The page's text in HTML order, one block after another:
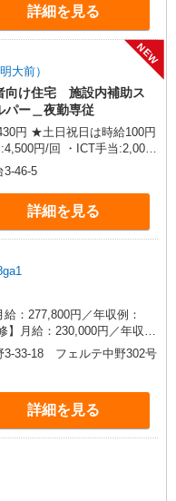
詳細を見る
大前）
NEW
向け住宅 施設内補助ス
パー＿夜勤専従
給100円
円/回 ・ICT手当:2,000
経験等による
3-46-5
詳細を見る
給：277,800円／年収例：
】月給：230,000円／年収
研修】月給：220,300円／年
当、（東京都）居住支援
2回分）等、毎月平均的に支
護福祉士のみ、特別職務手
■深夜勤手当別途支給：
給（超過1分〜） ◎居住支
までの方は更に1万円支給
基本給2.08ヶ月分/年
3-33-18 フェルテ中野302号
詳細を見る